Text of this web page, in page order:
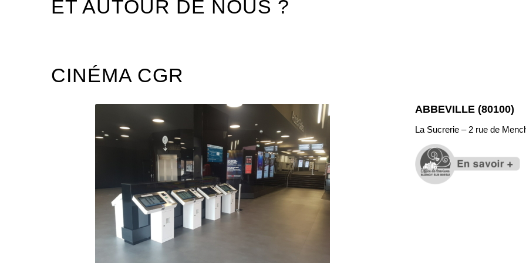
ET AUTOUR DE NOUS ?
CINÉMA CGR
ABBEVILLE (80100)
La Sucrerie – 2 rue de